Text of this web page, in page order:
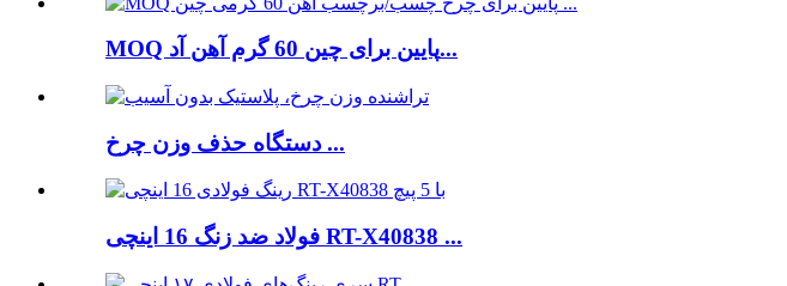
MOQ پایین برای چین 60 گرم آهن آد...
دستگاه حذف وزن چرخ ...
فولاد ضد زنگ 16 اینچی RT-X40838 ...